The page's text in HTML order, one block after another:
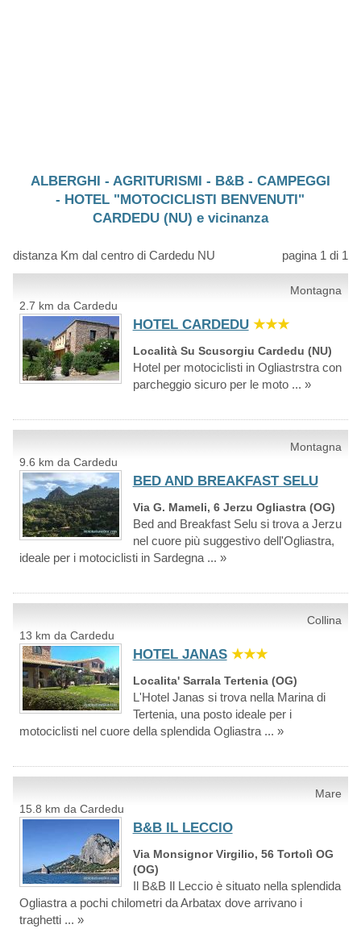
ALBERGHI - AGRITURISMI - B&B - CAMPEGGI
- HOTEL "MOTOCICLISTI BENVENUTI"
CARDEDU (NU) e vicinanza
distanza Km dal centro di Cardedu NU pagina 1 di 1
Montagna
2.7 km da Cardedu
HOTEL CARDEDU ★★★
Località Su Scusorgiu Cardedu (NU)
Hotel per motociclisti in Ogliastrstra con
parcheggio sicuro per le moto ... »
Montagna
9.6 km da Cardedu
BED AND BREAKFAST SELU
Via G. Mameli, 6 Jerzu Ogliastra (OG)
Bed and Breakfast Selu si trova a Jerzu
nel cuore più suggestivo dell'Ogliastra,
ideale per i motociclisti in Sardegna ... »
Collina
13 km da Cardedu
HOTEL JANAS ★★★
Localita' Sarrala Tertenia (OG)
L'Hotel Janas si trova nella Marina di
Tertenia, una posto ideale per i
motociclisti nel cuore della splendida Ogliastra ... »
Mare
15.8 km da Cardedu
B&B IL LECCIO
Via Monsignor Virgilio, 56 Tortolì OG
(OG)
Il B&B Il Leccio è situato nella splendida
Ogliastra a pochi chilometri da Arbatax dove arrivano i
traghetti ... »